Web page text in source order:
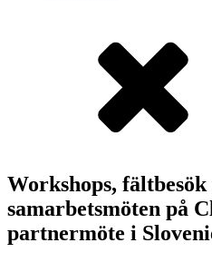
Workshops, fältbesök
samarbetsmöten på
partnermöte i